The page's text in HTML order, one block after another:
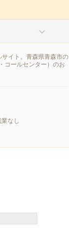
イト。青森県青森市の
コールセンター）のお
業なし